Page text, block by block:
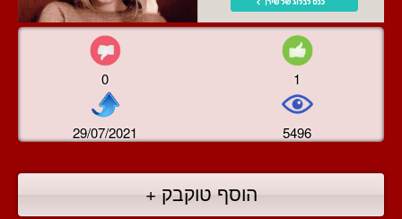
0 1
29/07/2021 5496
הוסף טוקבק +